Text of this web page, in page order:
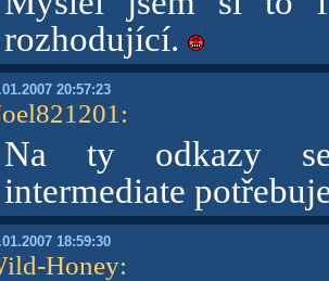
rozhodující.
20:57:23
:
Na ty odkazy
intermediate
18:59:30
Honey: